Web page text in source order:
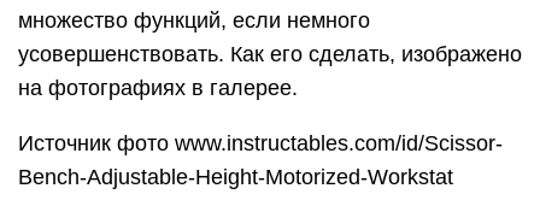
множество функций, если немного
усовершенствовать. Как его сделать, изображено
на фотографиях в галерее.
Источник фото www.instructables.com/id/Scissor-
Bench-Adjustable-Height-Motorized-Workstat